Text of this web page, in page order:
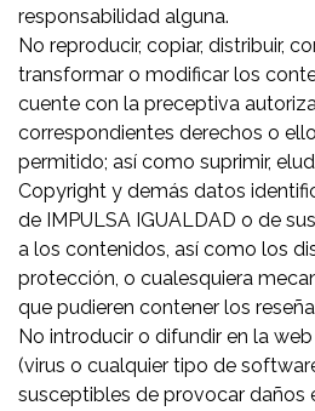
responsabilidad alguna.
No reproducir, copiar, distribuir,
transformar o modificar los
cuente con la preceptiva
correspondientes derechos o
permitido; así como suprimir,
Copyright y demás datos
de IMPULSA IGUALDAD o de
a los contenidos, así como los
protección, o cualesquiera
que pudieren contener los
No introducir o difundir en la
(virus o cualquier tipo de
susceptibles de provocar daños